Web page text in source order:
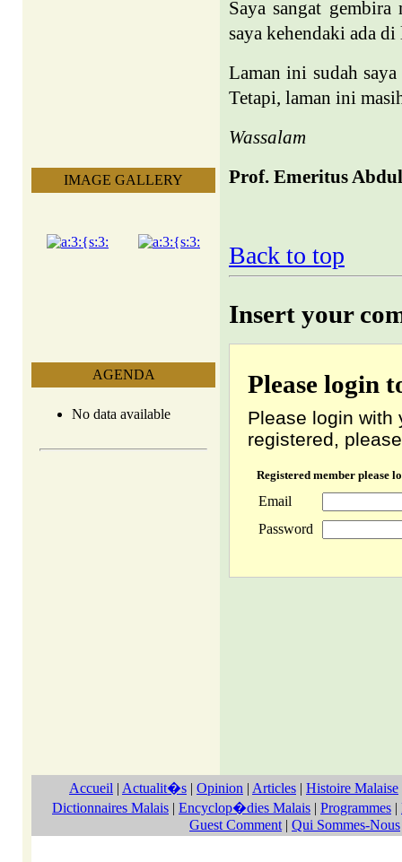
IMAGE GALLERY
AGENDA
No data available
Saya sangat
saya kehendaki ada
Laman ini sudah
Tetapi, laman ini
Wassalam
Prof. Emeritus
Back to top
Insert your
Please login
Please login with
registered,
Registered member please
Email
Password
Accueil | Actualit�s | Opinion | Articles | Histoire Malaise
Dictionnaires Malais | Encyclop�dies Malais | Programmes |
Guest Comment | Qui Sommes-Nous